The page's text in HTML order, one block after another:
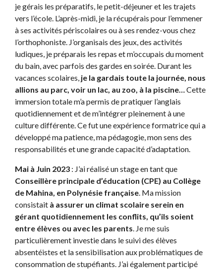
je gérais les préparatifs, le petit-déjeuner et les trajets
vers l’école. L’après-midi, je la récupérais pour l’emmener
à ses activités périscolaires ou à ses rendez-vous chez
l’orthophoniste. J’organisais des jeux, des activités
ludiques, je préparais les repas et m’occupais du moment
du bain, avec parfois des gardes en soirée. Durant les
vacances scolaires, je la gardais toute la journée, nous
allions au parc, voir un lac, au zoo, à la piscine…Cette
immersion totale m’a permis de pratiquer l’anglais
quotidiennement et de m’intégrer pleinement à une
culture différente. Ce fut une expérience formatrice qui a
développé ma patience, ma pédagogie, mon sens des
responsabilités et une grande capacité d’adaptation.
Mai à Juin 2023 : J’ai réalisé un stage en tant que
Conseillère principale d’éducation (CPE) au Collège
de Mahina, en Polynésie française. Ma mission
consistait à assurer un climat scolaire serein en
gérant quotidiennement les conflits, qu’ils soient
entre élèves ou avec les parents. Je me suis
particulièrement investie dans le suivi des élèves
absentéistes et la sensibilisation aux problématiques de
consommation de stupéfiants. J’ai également participé